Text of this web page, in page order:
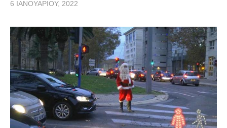
6 ΙΑΝΟΥΑΡΊΟΥ, 2022